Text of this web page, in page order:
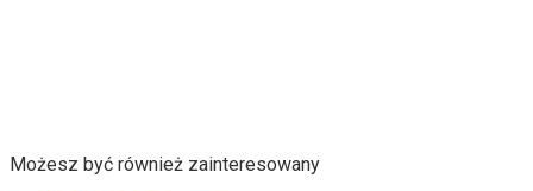
Możesz być również zainteresowany